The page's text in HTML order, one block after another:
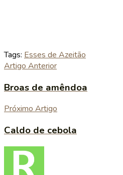
Tags: Esses de Azeitão
Artigo Anterior
Broas de amêndoa
Próximo Artigo
Caldo de cebola